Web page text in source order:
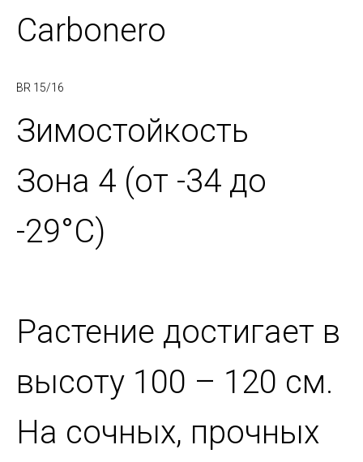
Carbonero
BR 15/16
Зимостойкость
Зона 4 (от -34 до
-29°C)
Растение достигает в
высоту 100 – 120 см.
На сочных, прочных